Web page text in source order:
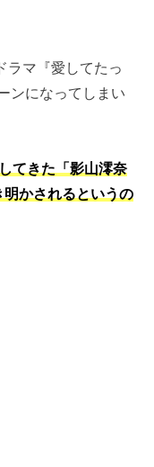
ラマ『愛してたっ
ンになってしまい
てきた「影山澪奈
かされるというの